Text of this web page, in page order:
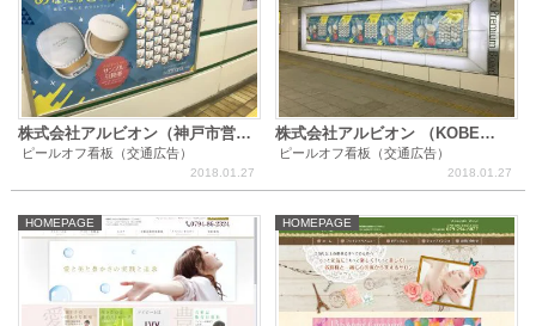
株式会社アルビオン（神戸市営地
下鉄・学園都市駅）
2018.01.27
ピールオフ看板（交通広告）
株式会社アルビオン （KOBE
PREMIUM BOARD)
2018.01.27
ピールオフ看板（交通広告）
HOMEPAGE HOMEPAGE